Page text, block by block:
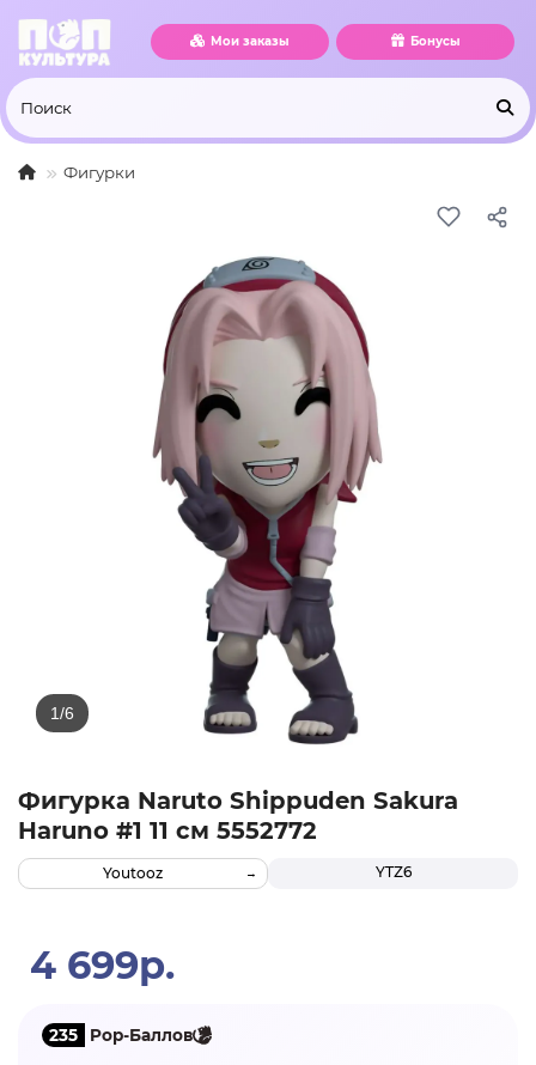
Мои заказы Бонусы
Фигурки
Фигурка Naruto Shippuden Sakura
Haruno #1 11 см 5552772
YTZ6
Youtooz
4 699р.
235 Pop-Баллов